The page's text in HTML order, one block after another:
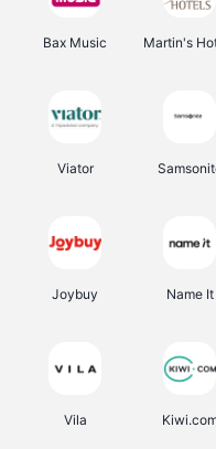
Bax Music Martin's
Viator
Joybuy Name It
Vila